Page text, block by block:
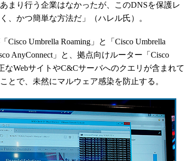
まり行う企業はなかったが、このDNSを保護レ
、かつ簡単な方法だ」（ハレル氏）。
Umbrella Roaming」と「Cisco Umbrella
AnyConnect」と、拠点向けルーター「Cisco
WebサイトやC&Cサーバへのクエリが含まれて
とで、未然にマルウェア感染を防止する。